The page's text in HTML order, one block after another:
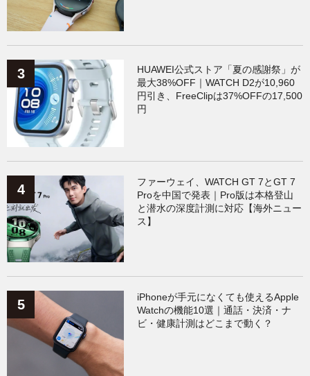
HUAWEI公式ストア「夏の感謝祭」が
最大38%OFF｜WATCH D2が10,960
円引き、FreeClipは37%OFFの17,500
円
ファーウェイ、WATCH GT 7とGT 7
Proを中国で発表｜Pro版は本格登山
と潜水の深度計測に対応【海外ニュー
ス】
iPhoneが手元になくても使えるApple
Watchの機能10選｜通話・決済・ナ
ビ・健康計測はどこまで動く？